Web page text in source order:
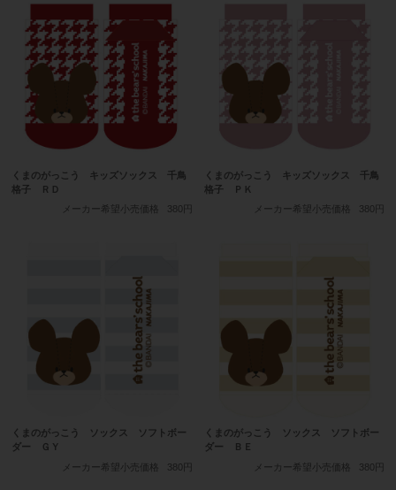
くまのがっこう キッズソックス 千鳥
格子 ＲＤ
メーカー希望小売価格
380円
くまのがっこう キッズソックス 千鳥
格子 ＰＫ
メーカー希望小売価格
380円
くまのがっこう ソックス ソフトボー
ダー ＧＹ
メーカー希望小売価格
380円
くまのがっこう ソックス ソフトボー
ダー ＢＥ
メーカー希望小売価格
380円